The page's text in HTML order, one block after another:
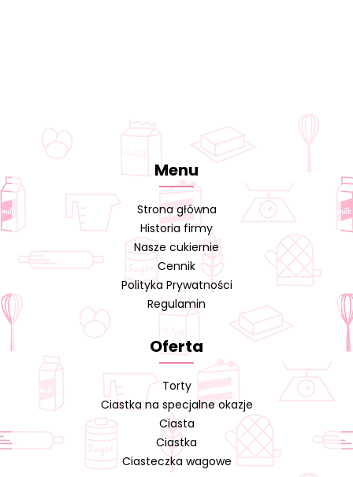
Menu
Strona główna
Historia firmy
Nasze cukiernie
Cennik
Polityka Prywatności
Regulamin
Oferta
Torty
Ciastka na specjalne okazje
Ciasta
Ciastka
Ciasteczka wagowe